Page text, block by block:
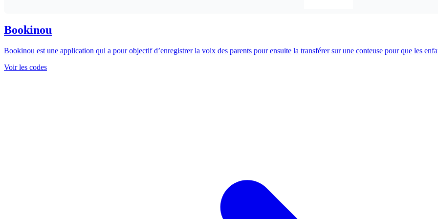
Bookinou
Bookinou est une application qui a pour objectif d’enregistrer la voix des parents pour ensuite la transférer sur une conteuse pour que les
Voir les codes